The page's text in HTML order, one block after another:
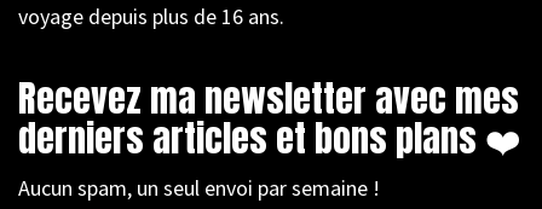
voyage depuis plus de 16 ans.
Recevez ma newsletter avec mes
derniers articles et bons plans ❤️
Aucun spam, un seul envoi par semaine !